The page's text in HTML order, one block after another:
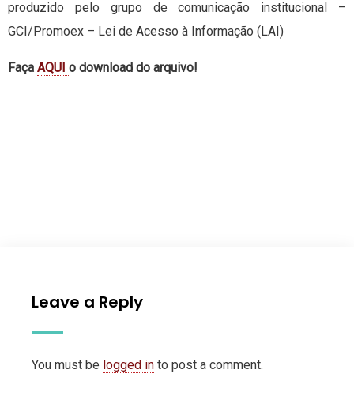
produzido pelo grupo de comunicação institucional –
GCI/Promoex – Lei de Acesso à Informação (LAI)
Faça AQUI o download do arquivo!
Leave a Reply
You must be logged in to post a comment.